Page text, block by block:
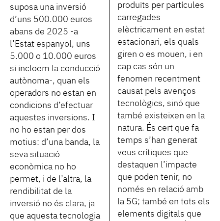
suposa una inversió
d’uns 500.000 euros
abans de 2025 -a
l’Estat espanyol, uns
5.000 o 10.000 euros
si incloem la conducció
autònoma-, quan els
operadors no estan en
condicions d’efectuar
aquestes inversions. I
no ho estan per dos
motius: d’una banda, la
seva situació
econòmica no ho
permet, i de l’altra, la
rendibilitat de la
inversió no és clara, ja
que aquesta tecnologia
produïts per partícules
carregades
elèctricament en estat
estacionari, els quals
giren o es mouen, i en
cap cas són un
fenomen recentment
causat pels avenços
tecnològics, sinó que
també existeixen en la
natura. És cert que fa
temps s’han generat
veus crítiques que
destaquen l’impacte
que poden tenir, no
només en relació amb
la 5G; també en tots els
elements digitals que